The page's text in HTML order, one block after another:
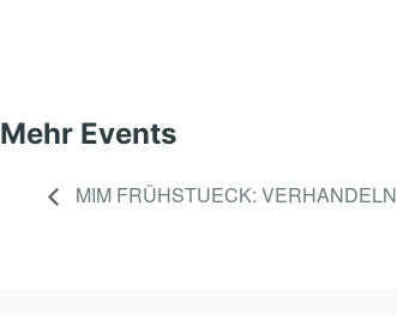
Mehr Events
MIM FRÜHSTUECK: VERHANDELN